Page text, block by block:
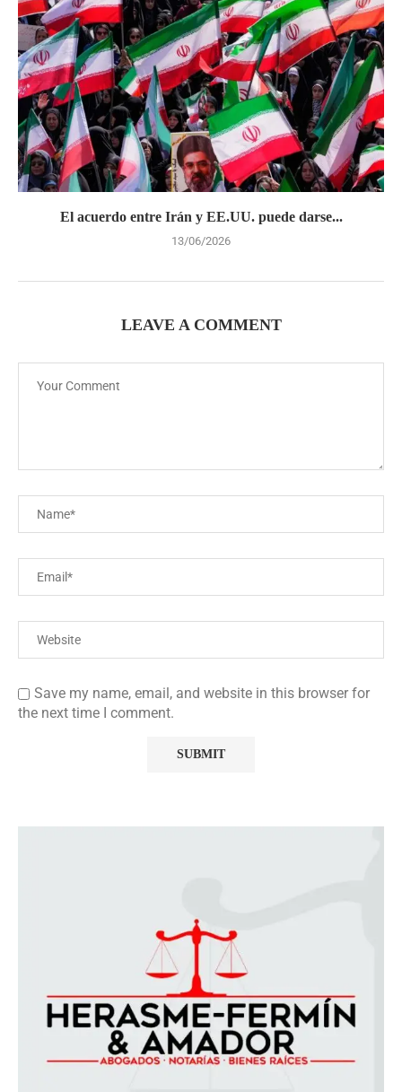
El acuerdo entre Irán y EE.UU. puede darse...
13/06/2026
LEAVE A COMMENT
Save my name, email, and website in this browser for
the next time I comment.